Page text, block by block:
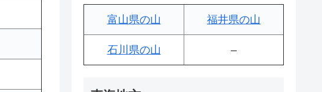
富山県の山 福井県の山
石川県の山 –